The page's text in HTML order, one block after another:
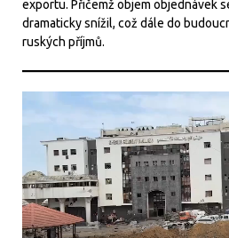
exportu. Přičemž objem objednávek
dramaticky snížil, což dále do
ruských příjmů.